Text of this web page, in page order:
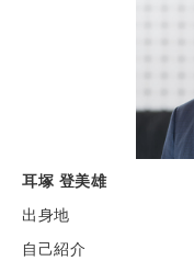
耳塚 登美雄
出身地
自己紹介